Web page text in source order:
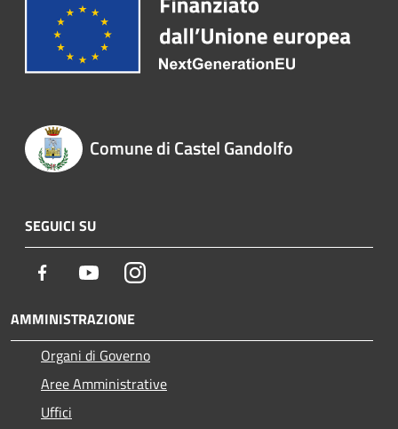
Comune di Castel Gandolfo
SEGUICI SU
Facebook YoutubeInstagram
AMMINISTRAZIONE
Organi di Governo
Aree Amministrative
Uffici